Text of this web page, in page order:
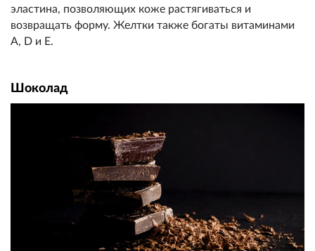
эластина, позволяющих коже растягиваться и
возвращать форму. Желтки также богаты витаминами
А, D и Е.
Шоколад